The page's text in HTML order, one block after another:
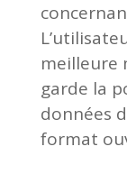
meilleure
garde la
données
format